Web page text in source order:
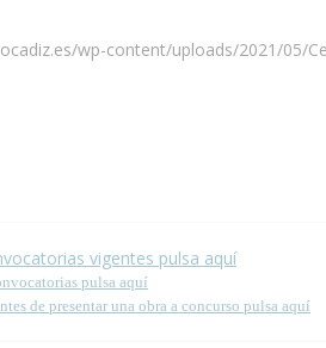
wp-content/uploads/2021/05/
vigentes pulsa aquí
pulsa aquí
de presentar una obra a concurso pulsa aquí